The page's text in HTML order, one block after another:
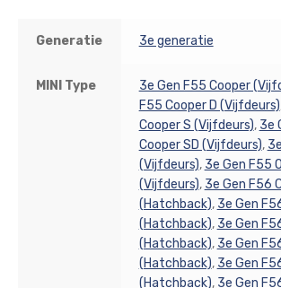
Generatie 3e generatie
MINI Type 3e Gen F55 Cooper
F55 Cooper D (Vijfdeurs)
Cooper S (Vijfdeurs), 3e
Cooper SD (Vijfdeurs),
(Vijfdeurs), 3e Gen F55
(Vijfdeurs), 3e Gen F56
(Hatchback), 3e Gen
(Hatchback), 3e Gen
(Hatchback), 3e Gen
(Hatchback), 3e Gen
(Hatchback), 3e Gen